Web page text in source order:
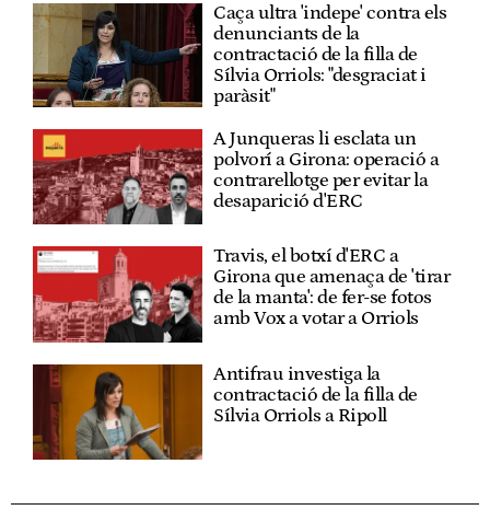
Caça ultra 'indepe' contra els
denunciants de la
contractació de la filla de
Sílvia Orriols: "desgraciat i
paràsit"
A Junqueras li esclata un
polvorí a Girona: operació a
contrarellotge per evitar la
desaparició d'ERC
Travis, el botxí d'ERC a
Girona que amenaça de 'tirar
de la manta': de fer-se fotos
amb Vox a votar a Orriols
Antifrau investiga la
contractació de la filla de
Sílvia Orriols a Ripoll